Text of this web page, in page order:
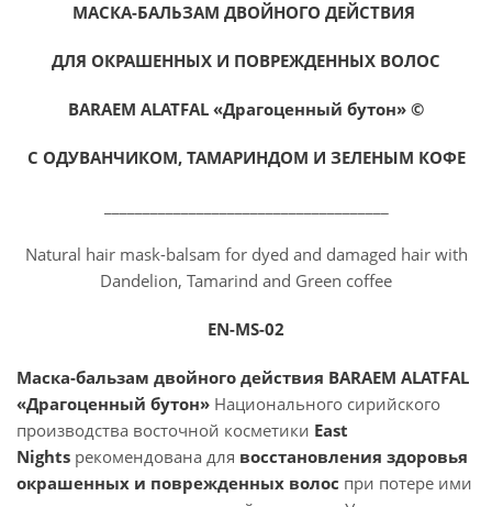
МАСКА-БАЛЬЗАМ ДВОЙНОГО ДЕЙСТВИЯ
ДЛЯ ОКРАШЕННЫХ И ПОВРЕЖДЕННЫХ ВОЛОС
BARAEM ALATFAL «Драгоценный бутон» ©
С ОДУВАНЧИКОМ, ТАМАРИНДОМ И ЗЕЛЕНЫМ КОФЕ
Natural hair mask-balsam for dyed and damaged hair with
Dandelion, Tamarind and Green coffee
EN-MS-02
Маска-бальзам двойного действия BARAEM ALATFAL
«Драгоценный бутон» Национального сирийского
производства восточной косметики East
Nights рекомендована для восстановления здоровья
окрашенных и поврежденных волос при потере ими